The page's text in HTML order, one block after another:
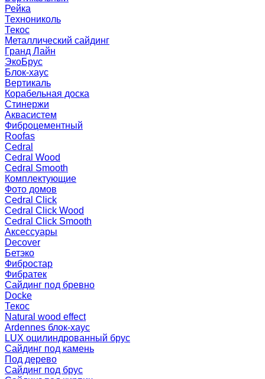
Рейка
Технониколь
Текос
Металлический сайдинг
Гранд Лайн
ЭкоБрус
Блок-хаус
Вертикаль
Корабельная доска
Стинержи
Аквасистем
Фиброцементный
Roofas
Cedral
Cedral Wood
Cedral Smooth
Комплектующие
Фото домов
Cedral Click
Cedral Click Wood
Cedral Click Smooth
Аксессуары
Decover
Бетэко
Фибростар
Фибратек
Сайдинг под бревно
Docke
Текос
Natural wood effect
Ardennes блок-хаус
LUX оцилиндрованный брус
Сайдинг под камень
Под дерево
Сайдинг под брус